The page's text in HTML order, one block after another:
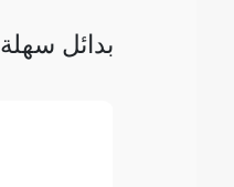
بدائل سهلة